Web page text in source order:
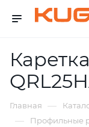
Главная —
— Профильные